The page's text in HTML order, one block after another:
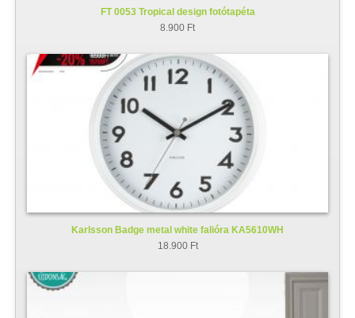
FT 0053 Tropical design fotótapéta
8.900 Ft
Karlsson Badge metal white falióra KA5610WH
18.900 Ft